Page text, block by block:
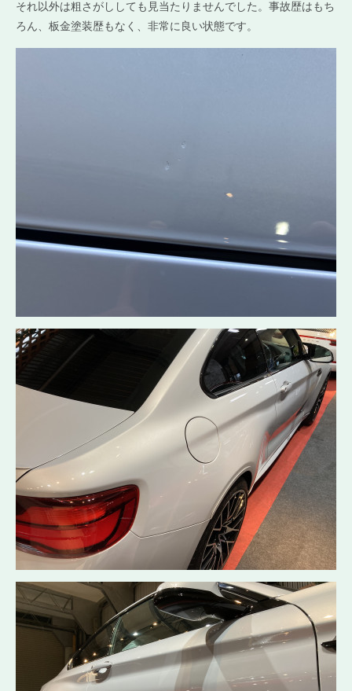
それ以外は粗さがししても見当たりませんでした。事故歴はもち
ろん、板金塗装歴もなく、非常に良い状態です。